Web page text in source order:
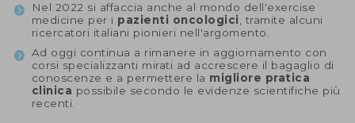
Nel 2022 si affaccia anche al mondo dell'exercise
medicine per i pazienti oncologici , tramite alcuni
ricercatori italiani pionieri nell'argomento.
Ad oggi continua a rimanere in aggiornamento con
corsi specializzanti mirati ad accrescere il bagaglio di
conoscenze e a permettere la migliore pratica
clinica possibile secondo le evidenze scientifiche più
recenti.